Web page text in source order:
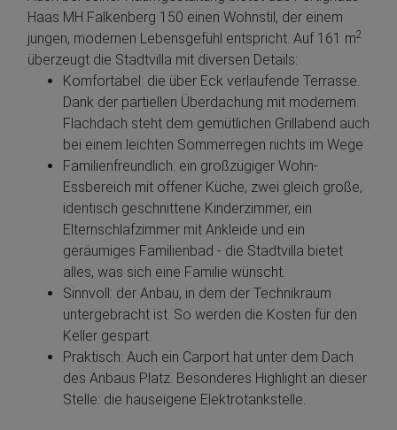
Haas MH Falkenberg 150 einen Wohnstil, der einem
jungen, modernen Lebensgefühl entspricht. Auf 161 m2
überzeugt die Stadtvilla mit diversen Details:
Komfortabel: die über Eck verlaufende Terrasse.
Dank der partiellen Überdachung mit modernem
Flachdach steht dem gemütlichen Grillabend auch
bei einem leichten Sommerregen nichts im Wege
Familienfreundlich: ein großzügiger Wohn-
Essbereich mit offener Küche, zwei gleich große,
identisch geschnittene Kinderzimmer, ein
Elternschlafzimmer mit Ankleide und ein
geräumiges Familienbad - die Stadtvilla bietet
alles, was sich eine Familie wünscht.
Sinnvoll: der Anbau, in dem der Technikraum
untergebracht ist. So werden die Kosten für den
Keller gespart.
Praktisch: Auch ein Carport hat unter dem Dach
des Anbaus Platz. Besonderes Highlight an dieser
Stelle: die hauseigene Elektrotankstelle.